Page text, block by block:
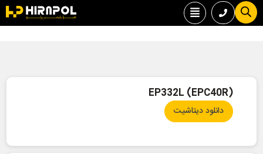
(EP332L (EPC40R
دانلود دیتاشیت